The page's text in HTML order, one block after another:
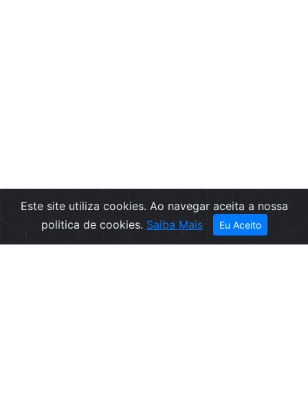
Filtros
Este site utiliza cookies. Ao navegar aceita a nossa
politica de cookies. Saiba Mais Eu Aceito